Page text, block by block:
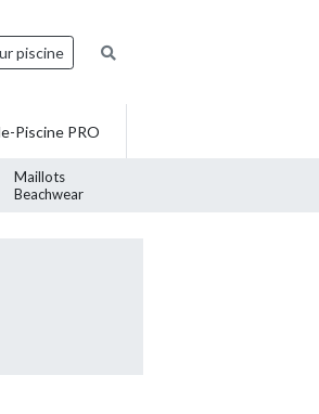
piscine
Maillots
Beachwear
Piscine PRO